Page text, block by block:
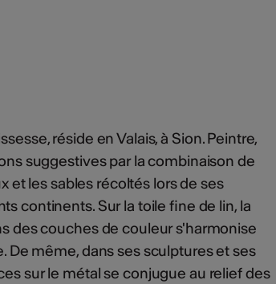
réside en Valais, à Sion. Peintre,
suggestives par la combinaison de
et les sables récoltés lors de ses
continents. Sur la toile fine de lin, la
des couches de couleur s'harmonise
De même, dans ses sculptures et ses
sur le métal se conjugue au relief des